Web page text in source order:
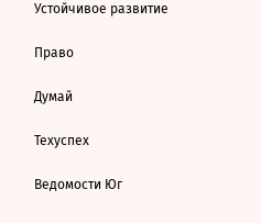
Устойчивое развитие
Право
Думай
Техуспех
Ведомости Юг